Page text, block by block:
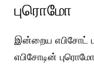
புரொமோ
இன்றைய எபிசோட்
எபிசோடின்